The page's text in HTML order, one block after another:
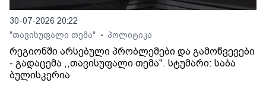
30-07-2026 20:22
"თავისუფალი თემა"
• პოლიტიკა
რეგიონში არსებული პრობლემები და გამოწვევები
- გადაცემა ,,თავისუფალი თემა". სტუმარი: საბა
ბულისკერია